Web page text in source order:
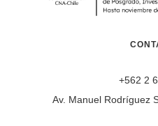
+562 2
Av. Manuel Rodríguez